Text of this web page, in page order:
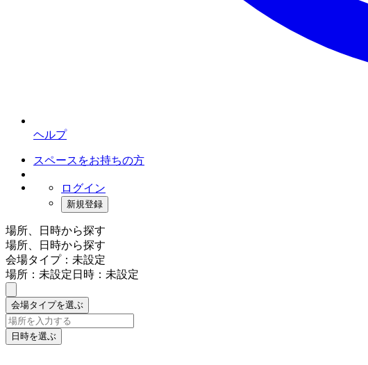
ヘルプ
スペースをお持ちの方
ログイン
新規登録
場所、日時から探す
場所、日時から探す
会場タイプ：未設定
場所：未設定日時：未設定
会場タイプを選ぶ
日時を選ぶ